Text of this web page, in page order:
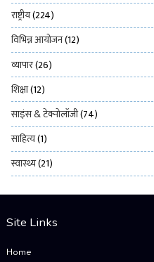
राष्ट्रीय(224)
विभिन्न आयोजन(12)
व्यापार(26)
शिक्षा(12)
साइंस & टेक्नोलॉजी(74)
साहित्य(1)
स्वास्थ्य(21)
Site Links
Home